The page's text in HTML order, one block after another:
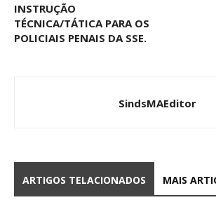
INSTRUÇÃO
TÉCNICA/TÁTICA PARA OS
POLICIAIS PENAIS DA SSE.
SindsMAEditor
ARTIGOS TELACIONADOS MAIS